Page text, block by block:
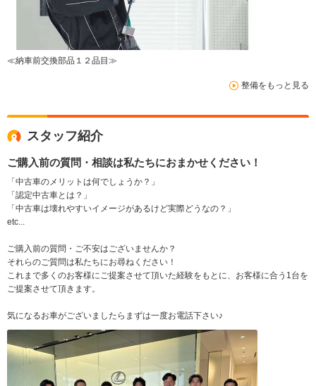
≪納車前交換部品１２品目≫
整備をもっと見る
スタッフ紹介
ご購入前の質問・相談は私たちにおまかせください！
「中古車のメリットは何でしょうか？」
「認定中古車とは？」
「中古車は壊れやすいイメージがあるけど実際どうなの？」
etc...
ご購入前の質問・ご不安はございませんか？
それらのご質問は私たちにお尋ねください！
これまで多くのお客様にご提案させて頂いた経験をもとに、お客様に合う1台を
ご提案させて頂きます。
気になるお車がございましたらまずは一度お電話下さい♪